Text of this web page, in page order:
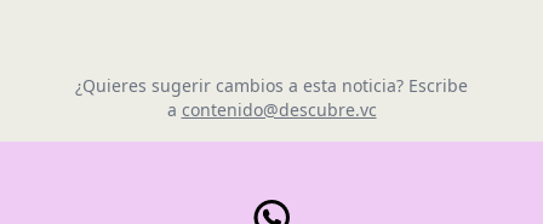
¿Quieres sugerir cambios a esta noticia? Escribe
a contenido@descubre.vc